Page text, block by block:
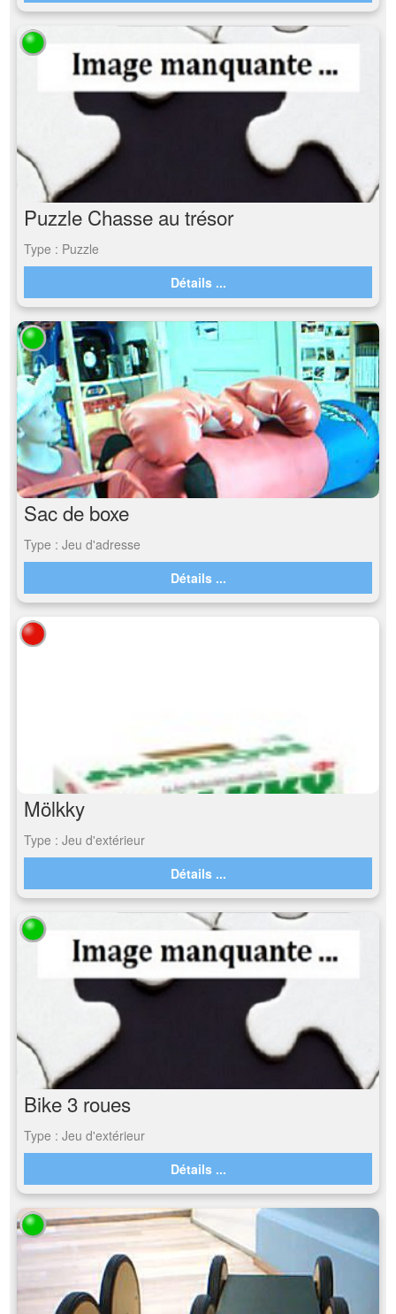
Puzzle Chasse au trésor
Type : Puzzle
Détails ...
Sac de boxe
Type : Jeu d'adresse
Détails ...
Mölkky
Type : Jeu d'extérieur
Détails ...
Bike 3 roues
Type : Jeu d'extérieur
Détails ...